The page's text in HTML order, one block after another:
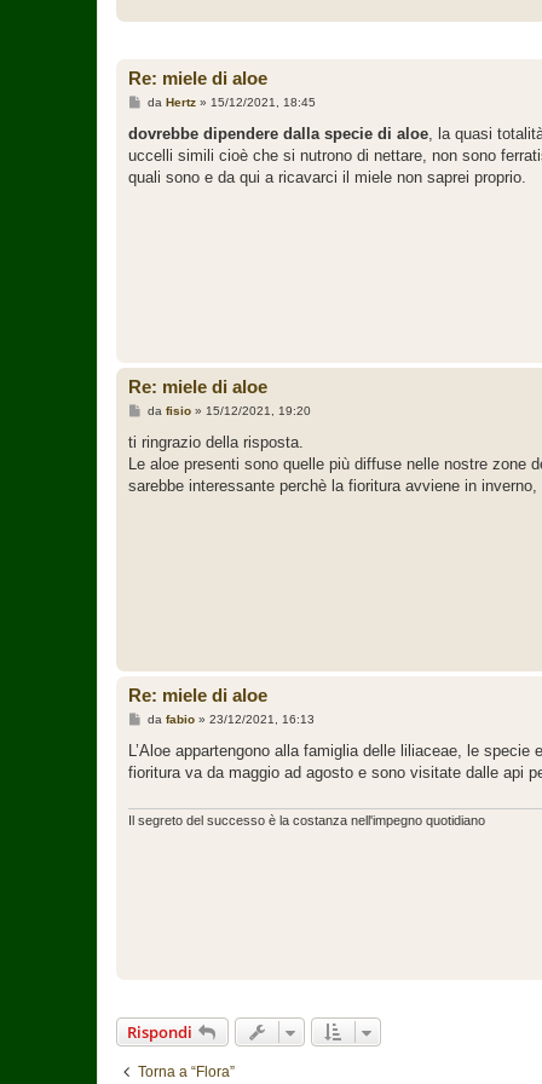
Re: miele di aloe
M
s
a
g
da Hertz» 15/12/2021, 18:45
dovrebbe dipendere dalla specie di aloe , la quasi
uccelli simili cioè che si nutrono di nettare, non sono
quali sono e da qui a ricavarci il miele non saprei proprio.
Re: miele di aloe
M
s
a
g
da fisio» 15/12/2021, 19:20
ti ringrazio della risposta.
Le aloe presenti sono quelle più diffuse nelle nostre zone
sarebbe interessante perchè la fioritura avviene in
Re: miele di aloe
M
s
a
i
da fabio» 23/12/2021, 16:13
L’Aloe appartengono alla famiglia delle liliaceae, le
fioritura va da maggio ad agosto e sono visitate dalle api
Il segreto del successo è la costanza nell'impegno quotidiano
Rispondi
Torna a “Flora”